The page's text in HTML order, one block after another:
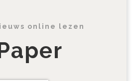
online lezen